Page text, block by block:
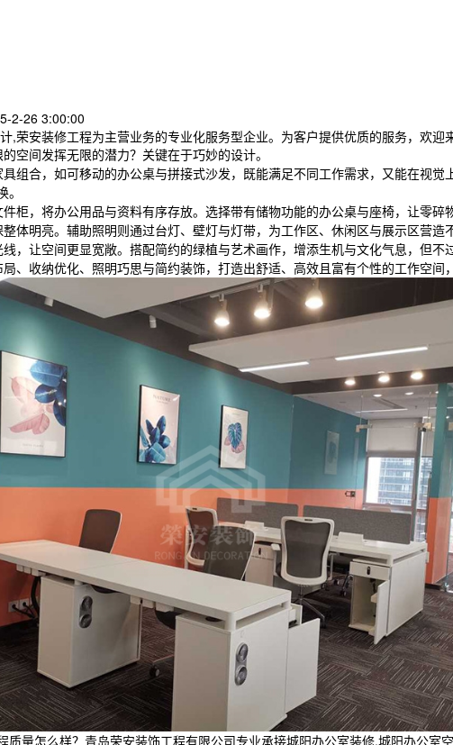
2-26 3:00:00
安装修工程为主营业务的专业化服务型企业。为客户提供优质的服务，欢迎
空间发挥无限的潜力？关键在于巧妙的设计。
组合，如可移动的办公桌与拼接式沙发，既能满足不同工作需求，又能在视
柜，将办公用品与资料有序存放。选择带有储物功能的办公桌与座椅，让零碎
体明亮。辅助照明则通过台灯、壁灯与灯带，为工作区、休闲区与展示区营造
，让空间更显宽敞。搭配简约的绿植与艺术画作，增添生机与文化气息，但不
、收纳优化、照明巧思与简约装饰，打造出舒适、高效且富有个性的工作空间
量怎么样？青岛荣安装饰工程有限公司专业承接城阳办公室装修,城阳办公室